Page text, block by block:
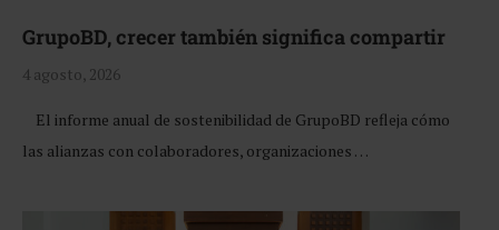
GrupoBD, crecer también significa compartir
4 agosto, 2026
El informe anual de sostenibilidad de GrupoBD refleja cómo
las alianzas con colaboradores, organizaciones …